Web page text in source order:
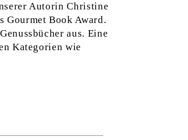
Autorin Christine
Gourmet Book Award.
aus. Eine
Kategorien wie